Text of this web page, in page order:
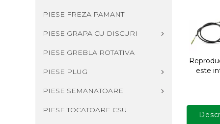
PIESE FREZA PAMANT
PIESE GRAPA CU DISCURI
PIESE GREBLA ROTATIVA
PIESE PLUG
PIESE SEMANATOARE
PIESE TOCATOARE CSU
este